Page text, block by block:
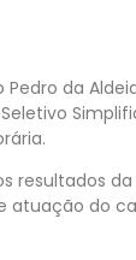
da
resultados
do